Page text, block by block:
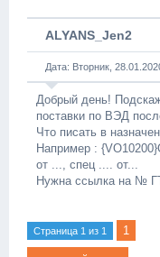
ALYANS_Jen2
Дата: Вторник,
Добрый день!
поставки по ВЭД
Что писать в
Например :
от ..., спец .... от...
Нужна ссылка на №
Страница 1 из 1 1